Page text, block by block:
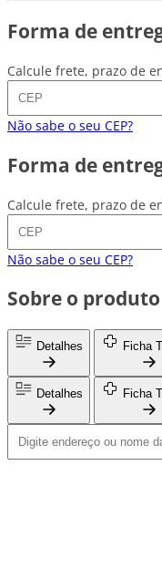
Forma de
Calcule frete, prazo de
Não sabe o seu CEP?
Forma de
Calcule frete, prazo de
Não sabe o seu CEP?
Sobre o produto
Detalhes Ficha
Detalhes Ficha